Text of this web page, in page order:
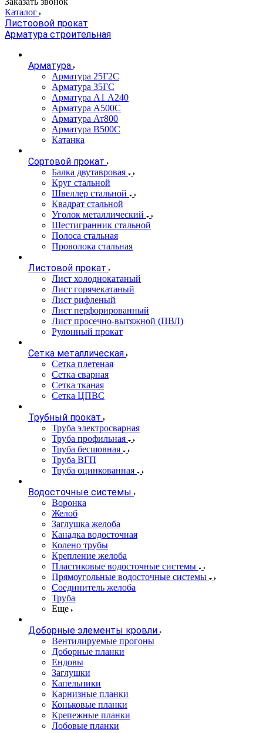
Каталог
Листоовой прокат
Арматура строительная
Арматура
Арматура 25Г2С
Арматура 35ГС
Арматура А1 А240
Арматура А500С
Арматура Ат800
Арматура В500С
Катанка
Сортовой прокат
Балка двутавровая
Круг стальной
Швеллер стальной
Квадрат стальной
Уголок металлический
Шестигранник стальной
Полоса стальная
Проволока стальная
Листовой прокат
Лист холоднокатаный
Лист горячекатаный
Лист рифленый
Лист перфорированный
Лист просечно-вытяжной (ПВЛ)
Рулонный прокат
Сетка металлическая
Сетка плетеная
Сетка сварная
Сетка тканая
Сетка ЦПВС
Трубный прокат
Труба электросварная
Труба профильная
Труба бесшовная
Труба ВГП
Труба оцинкованная
Водосточные системы
Воронка
Желоб
Заглушка желоба
Канадка водосточная
Колено трубы
Крепление желоба
Пластиковые водосточные системы
Прямоугольные водосточные системы
Соединитель желоба
Труба
Еще
Доборные элементы кровли
Вентилируемые прогоны
Доборные планки
Ендовы
Заглушки
Капельники
Карнизные планки
Коньковые планки
Крепежные планки
Лобовые планки